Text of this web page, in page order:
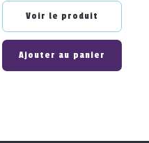
Voir le produit
Ajouter au panier